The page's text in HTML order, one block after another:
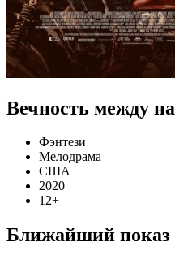
Вечность между
Фэнтези
Мелодрама
США
2020
12+
Ближайший показ